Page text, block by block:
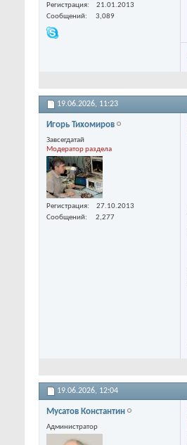
Регистрация
21.01.2013
Сообщений
3,089
19.06.2026, 11:23
Игорь Тихомиров
Завсегдатай
Модератор раздела
Регистрация
27.10.2013
Сообщений
2,277
19.06.2026, 12:04
Мусатов Константин
Администратор